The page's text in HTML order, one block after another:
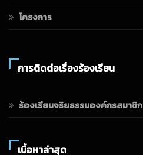
โครงการ
การติดต่อเรื่องร้องเรียน
ร้องเรียนจริยธรรมองค์กรสมาชิก
เนื้อหาล่าสุด